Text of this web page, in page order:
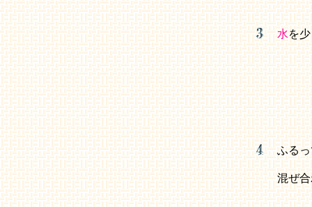
水を
ふる
混ぜ